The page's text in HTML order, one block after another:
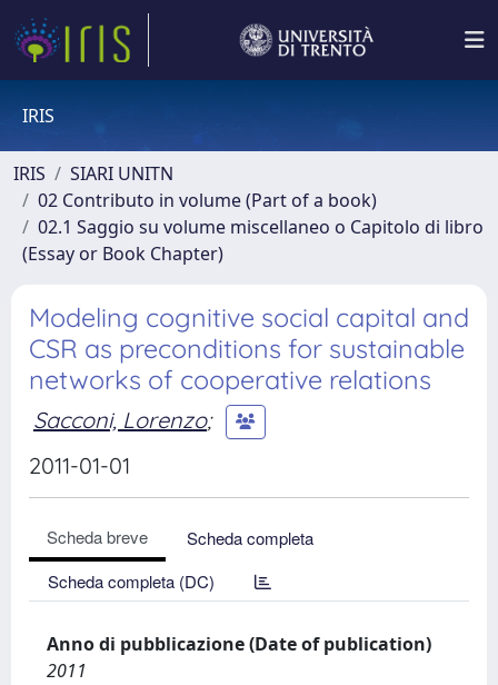
IRIS
IRIS
SIARI UNITN
02 Contributo in volume (Part of a book)
02.1 Saggio su volume miscellaneo o Capitolo di libro
(Essay or Book Chapter)
Modeling cognitive social capital and
CSR as preconditions for sustainable
networks of cooperative relations
Sacconi, Lorenzo;
2011-01-01
Scheda breve
Scheda completa
Scheda completa (DC)
Anno di pubblicazione (Date of publication)
2011